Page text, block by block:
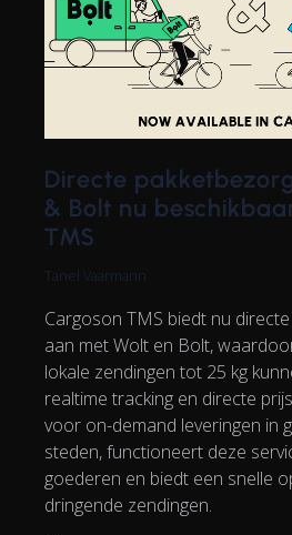
Directe
& Bolt nu
TMS
Tanel Vaarmann
Cargoson TMS biedt nu
aan met Wolt en Bolt,
lokale zendingen tot 25 kg
realtime tracking en directe
voor on-demand leveringen in
steden, functioneert deze
goederen en biedt een snelle
dringende zendingen.